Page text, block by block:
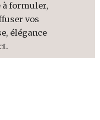
à formuler,
vos
élégance